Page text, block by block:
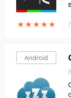
★★★★★
★★★★★
Android